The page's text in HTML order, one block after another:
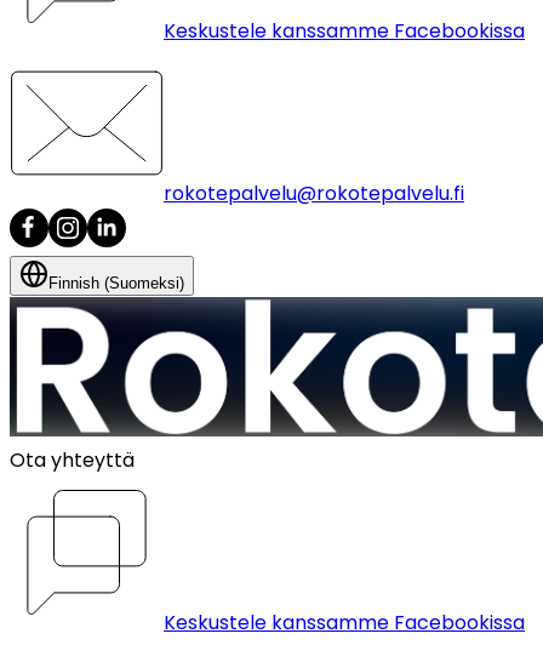
Keskustele kanssamme Facebookissa
rokotepalvelu@rokotepalvelu.fi
Finnish (Suomeksi)
Ota yhteyttä
Keskustele kanssamme Facebookissa